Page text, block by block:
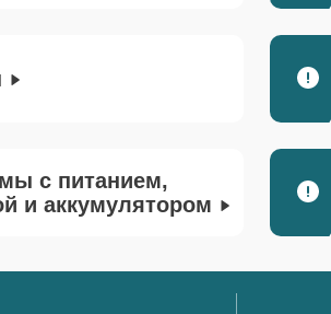
с питанием,
и аккумулятором